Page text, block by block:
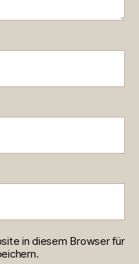
in diesem Browser für